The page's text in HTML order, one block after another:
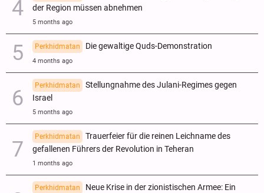
der Region müssen abnehmen
5 months ago
Perkhidmatan Die gewaltige Quds-Demonstration
4 months ago
Perkhidmatan
Stellungnahme des Julani-Regimes gegen
Israel
5 months ago
Perkhidmatan
Trauerfeier für die reinen Leichname des
gefallenen Führers der Revolution in Teheran
1 months ago
Perkhidmatan
Neue Krise in der zionistischen Armee: Ein